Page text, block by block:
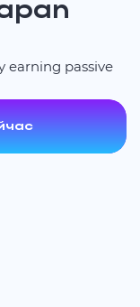
earning passive